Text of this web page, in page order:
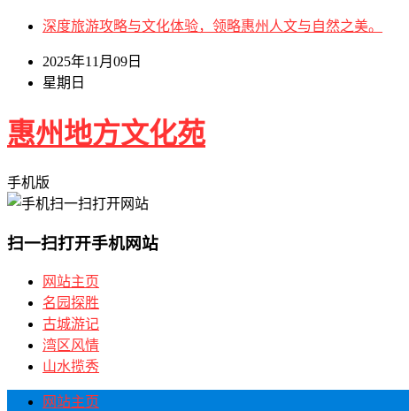
深度旅游攻略与文化体验，领略惠州人文与自然之美。
2025年11月09日
星期日
惠州地方文化苑
手机版
扫一扫打开手机网站
网站主页
名园探胜
古城游记
湾区风情
山水揽秀
网站主页